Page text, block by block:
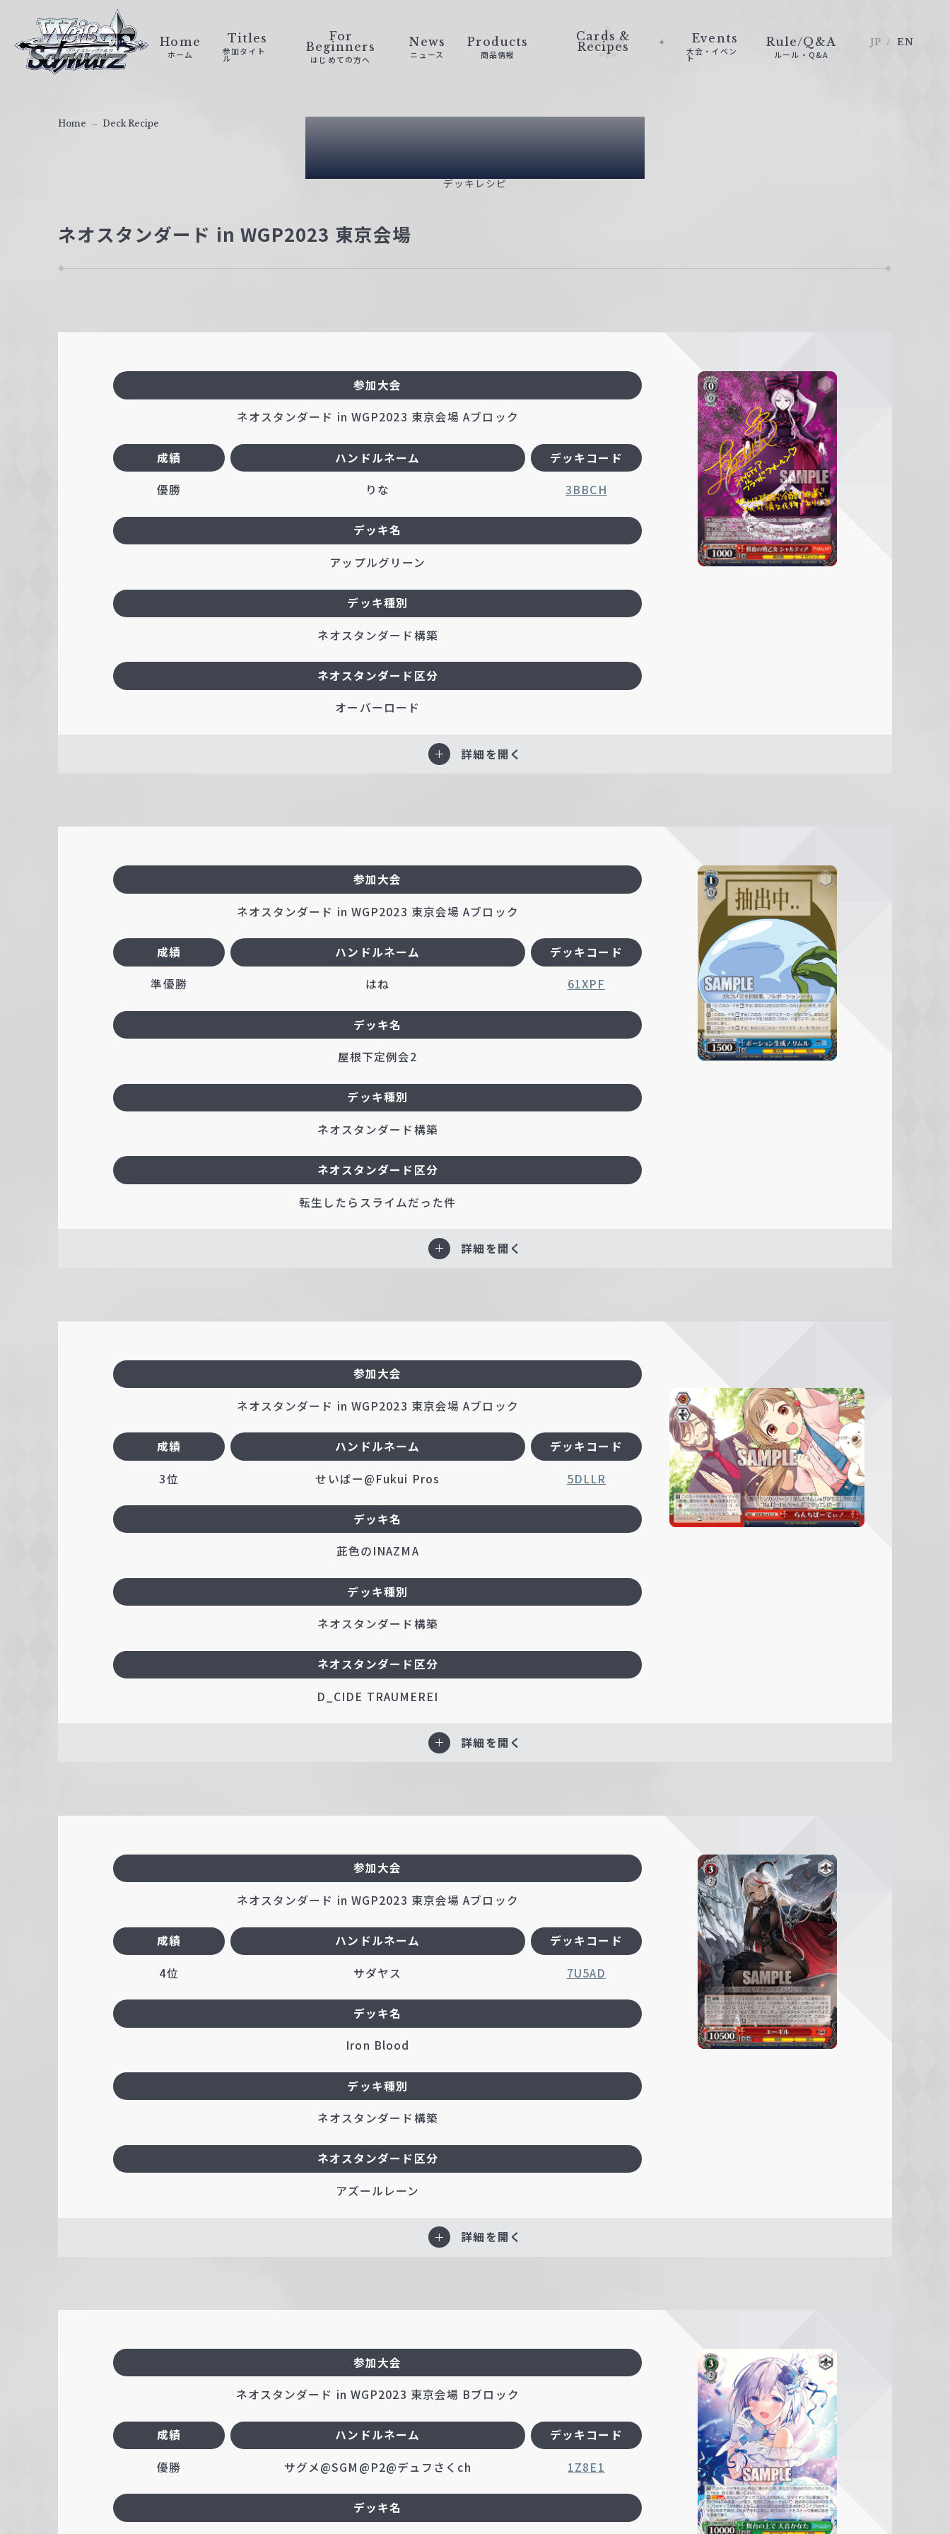
ァ
Home
ホーム
Titles
参加タイト
ル
For
Beginners
はじめての方へ
News
ニュース
Products
商品情報
Cards &
Recipes
Events
大会・イベン
ト
Rule/Q&A
ルール・Q&A
JP EN
Deck Recipe
デッキレシピ
Home Deck Recipe
ネオスタンダード in WGP2023 東京会場
参加大会
ネオスタンダード in WGP2023 東京会場 Aブロック
成績
優勝
ハンドルネーム
りな
デッキコード
3BBCH
デッキ名
アップルグリーン
デッキ種別
ネオスタンダード構築
ネオスタンダード区分
オーバーロード
詳細を開く
参加大会
ネオスタンダード in WGP2023 東京会場 Aブロック
成績
準優勝
ハンドルネーム
はね
デッキコード
61XPF
デッキ名
屋根下定例会2
デッキ種別
ネオスタンダード構築
ネオスタンダード区分
転生したらスライムだった件
詳細を開く
参加大会
ネオスタンダード in WGP2023 東京会場 Aブロック
成績
3位
ハンドルネーム
せいばー@Fukui Pros
デッキコード
5DLLR
デッキ名
茈色のINAZMA
デッキ種別
ネオスタンダード構築
ネオスタンダード区分
D_CIDE TRAUMEREI
詳細を開く
参加大会
ネオスタンダード in WGP2023 東京会場 Aブロック
成績
4位
ハンドルネーム
サダヤス
デッキコード
7U5AD
デッキ名
Iron Blood
デッキ種別
ネオスタンダード構築
ネオスタンダード区分
アズールレーン
詳細を開く
参加大会
ネオスタンダード in WGP2023 東京会場 Bブロック
成績
優勝
ハンドルネーム
サグメ@SGM@P2@デュフさくch
デッキコード
1Z8E1
デッキ名